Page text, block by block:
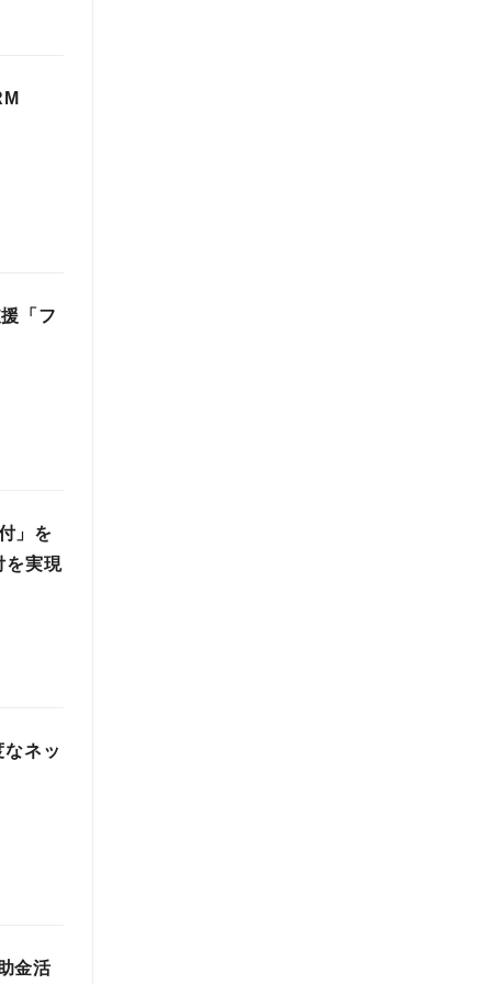
「フ
」を
を実現
ネッ
金活